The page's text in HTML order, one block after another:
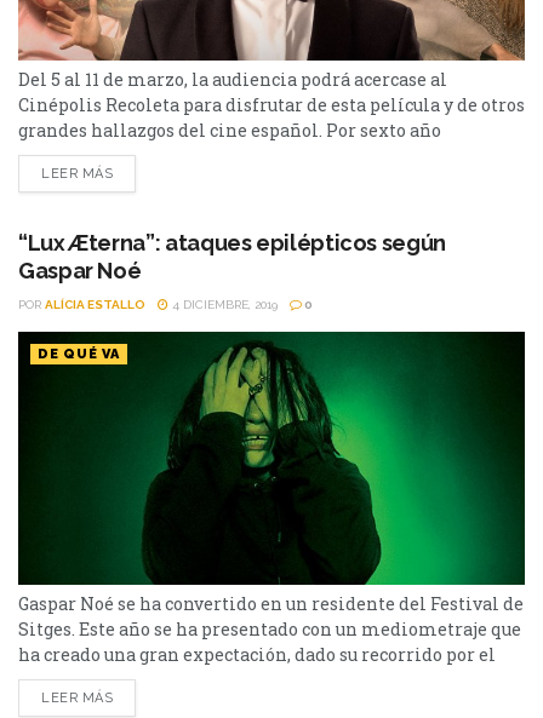
Del 5 al 11 de marzo, la audiencia podrá acercase al
Cinépolis Recoleta para disfrutar de esta película y de otros
grandes hallazgos del cine español. Por sexto año
consecutivo, Espanoramas vuelve a deleitarnos con lo
mejor del cine español. Entre los 13 filmes más
encuentra “Vosotros sois mi película”, un hilarante...
LEER MÁS
“Lux Æterna”: ataques epilépticos según
Gaspar Noé
POR ALÍCIA ESTALLO 4 DICIEMBRE, 2019 0
DE QUÉ VA
Gaspar Noé se ha convertido en un residente del Festival de
Sitges. Este año se ha presentado con un mediometraje que
ha creado una gran expectación, dado su recorrido por el
festival y, en especial, por haber sido galardonado con el
premio a la mejor película por Clímax, en la edición del
LEER MÁS